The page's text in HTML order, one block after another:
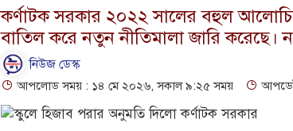
কর্ণাটক সরকার ২০২২ সালের বহুল আলোচিত
বাতিল করে নতুন নীতিমালা জারি করেছে।
নিউজ ডেস্ক
আপলোড সময় : ১৪ মে ২০২৬, সকাল ৯:২৫ সময়